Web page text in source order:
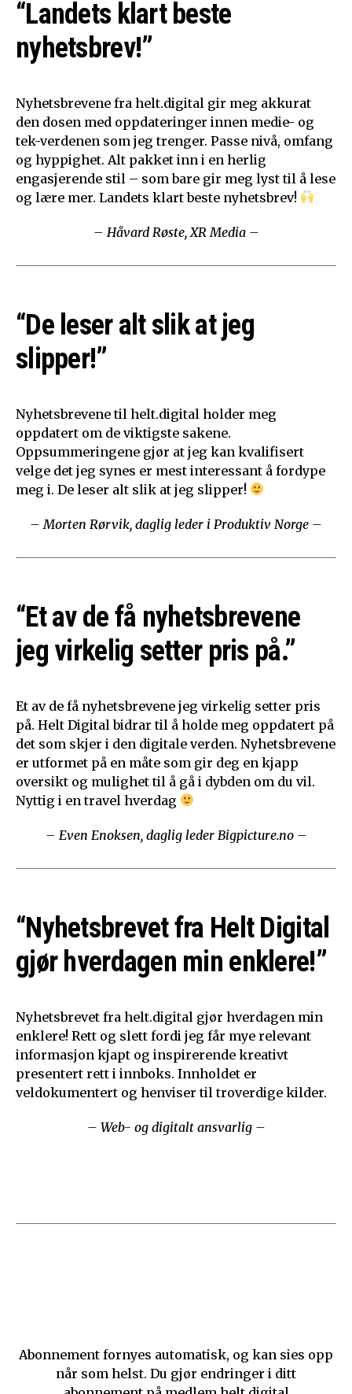
“Landets klart beste
nyhetsbrev!”
Nyhetsbrevene fra helt.digital gir meg akkurat
den dosen med oppdateringer innen medie- og
tek-verdenen som jeg trenger. Passe nivå, omfang
og hyppighet. Alt pakket inn i en herlig
engasjerende stil – som bare gir meg lyst til å lese
og lære mer. Landets klart beste nyhetsbrev!
– Håvard Røste, XR Media –
“De leser alt slik at jeg
slipper!”
Nyhetsbrevene til helt.digital holder meg
oppdatert om de viktigste sakene.
Oppsummeringene gjør at jeg kan kvalifisert
velge det jeg synes er mest interessant å fordype
meg i. De leser alt slik at jeg slipper!
– Morten Rørvik, daglig leder i Produktiv Norge –
“Et av de få nyhetsbrevene
jeg virkelig setter pris på.”
Et av de få nyhetsbrevene jeg virkelig setter pris
på. Helt Digital bidrar til å holde meg oppdatert på
det som skjer i den digitale verden. Nyhetsbrevene
er utformet på en måte som gir deg en kjapp
oversikt og mulighet til å gå i dybden om du vil.
Nyttig i en travel hverdag
– Even Enoksen, daglig leder Bigpicture.no –
“Nyhetsbrevet fra Helt Digital
gjør hverdagen min enklere!”
Nyhetsbrevet fra helt.digital gjør hverdagen min
enklere! Rett og slett fordi jeg får mye relevant
informasjon kjapt og inspirerende kreativt
presentert rett i innboks. Innholdet er
veldokumentert og henviser til troverdige kilder.
– Web- og digitalt ansvarlig –
Abonnement fornyes automatisk, og kan sies opp
når som helst. Du gjør endringer i ditt